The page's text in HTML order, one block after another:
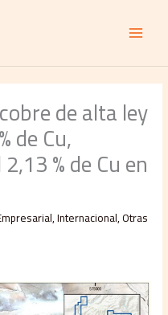
de alta ley
de Cu,
% de Cu en
,Internacional,Otras